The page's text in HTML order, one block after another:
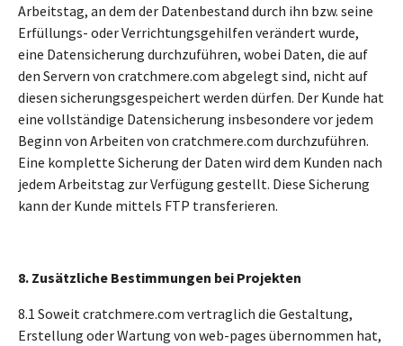
Arbeitstag, an dem der Datenbestand durch ihn bzw. seine
Erfüllungs- oder Verrichtungsgehilfen verändert wurde,
eine Datensicherung durchzuführen, wobei Daten, die auf
den Servern von cratchmere.com abgelegt sind, nicht auf
diesen sicherungsgespeichert werden dürfen. Der Kunde hat
eine vollständige Datensicherung insbesondere vor jedem
Beginn von Arbeiten von cratchmere.com durchzuführen.
Eine komplette Sicherung der Daten wird dem Kunden nach
jedem Arbeitstag zur Verfügung gestellt. Diese Sicherung
kann der Kunde mittels FTP transferieren.
8. Zusätzliche Bestimmungen bei Projekten
8.1 Soweit cratchmere.com vertraglich die Gestaltung,
Erstellung oder Wartung von web-pages übernommen hat,